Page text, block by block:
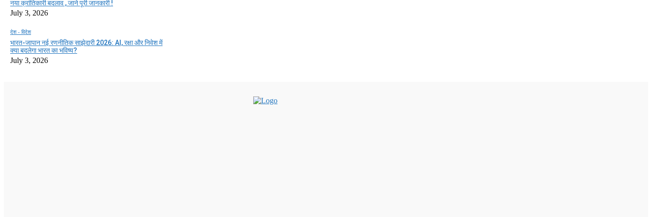
नया क्रांतिकारी बदलाव , जाने पूरी जानकारी !
July 3, 2026
देश - विदेश
भारत-जापान नई रणनीतिक साझेदारी 2026: AI, रक्षा और निवेश में
क्या बदलेगा भारत का भविष्य?
July 3, 2026